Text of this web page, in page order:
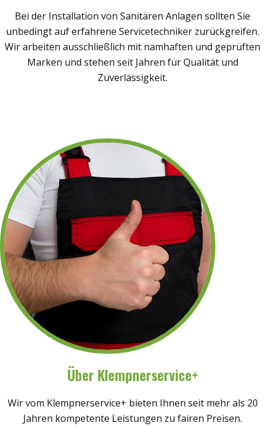
Bei der Installation von Sanitären Anlagen sollten Sie
unbedingt auf erfahrene Servicetechniker zurückgreifen.
Wir arbeiten ausschließlich mit namhaften und geprüften
Marken und stehen seit Jahren für Qualität und
Zuverlässigkeit.
Über Klempnerservice+
Wir vom Klempnerservice+ bieten Ihnen seit mehr als 20
Jahren kompetente Leistungen zu fairen Preisen.